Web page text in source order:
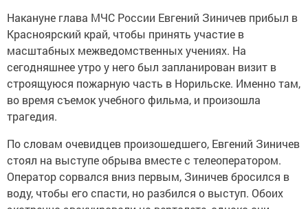
Накануне глава МЧС России Евгений Зиничев прибыл в
Красноярский край, чтобы принять участие в
масштабных межведомственных учениях. На
сегодняшнее утро у него был запланирован визит в
строящуюся пожарную часть в Норильске. Именно там,
во время съемок учебного фильма, и произошла
трагедия.
По словам очевидцев произошедшего, Евгений Зиничев
стоял на выступе обрыва вместе с телеоператором.
Оператор сорвался вниз первым, Зиничев бросился в
воду, чтобы его спасти, но разбился о выступ. Обоих